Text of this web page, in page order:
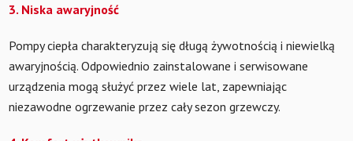
3. Niska awaryjność
Pompy ciepła charakteryzują się długą żywotnością i niewielką
awaryjnością. Odpowiednio zainstalowane i serwisowane
urządzenia mogą służyć przez wiele lat, zapewniając
niezawodne ogrzewanie przez cały sezon grzewczy.